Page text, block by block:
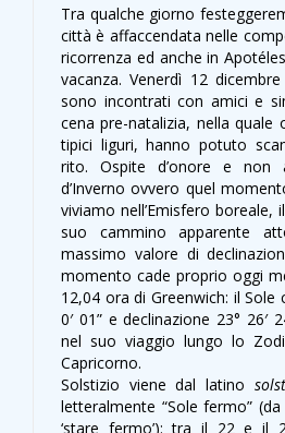
Tra qualche giorno
città è affaccendata nelle
ricorrenza ed anche in
vacanza. Venerdì 12
sono incontrati con amici e
cena pre-natalizia, nella quale
tipici liguri, hanno potuto
rito. Ospite d’onore e non
d’Inverno ovvero quel
viviamo nell’Emisfero boreale,
suo cammino apparente
massimo valore di
momento cade proprio oggi
12,04 ora di Greenwich: il Sole
0′ 01” e declinazione 23° 26′
nel suo viaggio lungo lo
Capricorno.
Solstizio viene dal latino
letteralmente “Sole fermo” (da
‘stare fermo’): tra il 22 e il